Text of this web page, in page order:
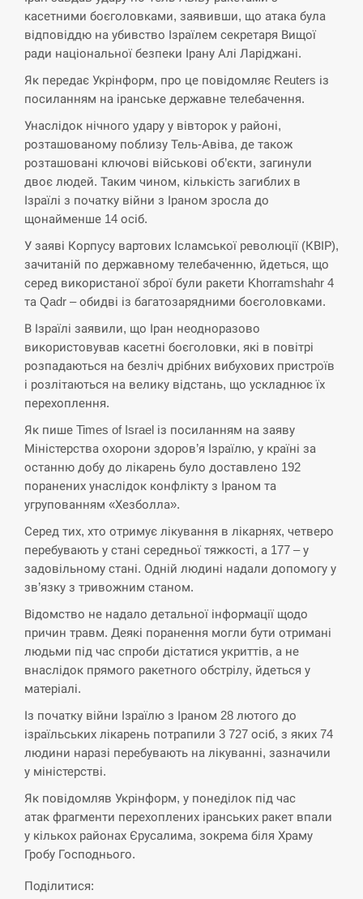
кризу –…
СЕРПЕНЬ
15:00
РФ провела новий раунд таємних
зустрічей з Європою щодо війни…
СЕРПЕНЬ
14:53
Экс-послу в США Стефанишиной
вручили новое подозрение и избирают
меру…
СЕРПЕНЬ
14:40
У Росії розгортається ракетний підрозділ
КНДР – Reuters
СЕРПЕНЬ
Поставки ракет для ПВО сократились
втрое, хотя у партнеров они…
СЕРПЕНЬ
14:10
У Румунії затоплять чотири баржі для
збільшення потоку води до…
СЕРПЕНЬ
13:53
В Москве пожаловались на “кратный
рост” атак дронов Украины
СЕРПЕНЬ
13:40
Біля українського літака в аеропорту
Лейпцига виявили дрон, ймовірно, з…
СЕРПЕНЬ
13:23
“Они должны быть уничтожены”: в
МИДе ответили, как отреагируют на…
СЕРПЕНЬ
13:10
Тайвань проводить найбільші військові
касетними боєголовками, заявивши, що атака була
відповіддю на убивство Ізраїлем секретаря Вищої
ради національної безпеки Ірану Алі Ларіджані.
Як передає Укрінформ, про це повідомляє Reuters із
посиланням на іранське державне телебачення.
Унаслідок нічного удару у вівторок у районі,
розташованому поблизу Тель-Авіва, де також
розташовані ключові військові об’єкти, загинули
двоє людей. Таким чином, кількість загиблих в
Ізраїлі з початку війни з Іраном зросла до
щонайменше 14 осіб.
У заяві Корпусу вартових Ісламської революції (КВІР),
зачитаній по державному телебаченню, йдеться, що
серед використаної зброї були ракети Khorramshahr 4
та Qadr – обидві із багатозарядними боєголовками.
В Ізраїлі заявили, що Іран неодноразово
використовував касетні боєголовки, які в повітрі
розпадаються на безліч дрібних вибухових пристроїв
і розлітаються на велику відстань, що ускладнює їх
перехоплення.
Як пише Times of Israel із посиланням на заяву
Міністерства охорони здоров’я Ізраїлю, у країні за
останню добу до лікарень було доставлено 192
поранених унаслідок конфлікту з Іраном та
угрупованням «Хезболла».
Серед тих, хто отримує лікування в лікарнях, четверо
перебувають у стані середньої тяжкості, а 177 – у
задовільному стані. Одній людині надали допомогу у
зв’язку з тривожним станом.
Відомство не надало детальної інформації щодо
причин травм. Деякі поранення могли бути отримані
людьми під час спроби дістатися укриттів, а не
внаслідок прямого ракетного обстрілу, йдеться у
матеріалі.
Із початку війни Ізраїлю з Іраном 28 лютого до
ізраїльських лікарень потрапили 3 727 осіб, з яких 74
людини наразі перебувають на лікуванні, зазначили
у міністерстві.
Як повідомляв Укрінформ, у понеділок під час
атак фрагменти перехоплених іранських ракет впали
у кількох районах Єрусалима, зокрема біля Храму
Гробу Господнього.
Поділитися: